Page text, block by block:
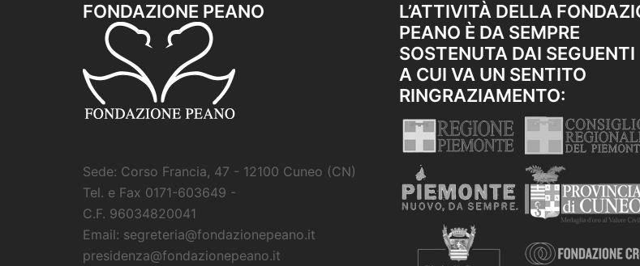
FONDAZIONE PEANO
Sede: Corso Francia, 47 - 12100 Cuneo (CN)
Tel. e Fax 0171-603649 -
C.F. 96034820041
Email: segreteria@fondazionepeano.it
presidenza@fondazionepeano.it
L’ATTIVITÀ DELLA
PEANO È DA SEMPRE
SOSTENUTA DAI SEGUENTI
A CUI VA UN SENTITO
RINGRAZIAMENTO: